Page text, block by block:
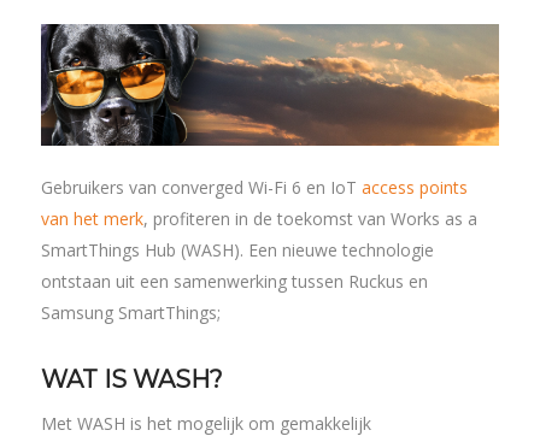
Gebruikers van converged Wi-Fi 6 en IoT access points
van het merk, profiteren in de toekomst van Works as a
SmartThings Hub (WASH). Een nieuwe technologie
ontstaan uit een samenwerking tussen Ruckus en
Samsung SmartThings;
WAT IS WASH?
Met WASH is het mogelijk om gemakkelijk